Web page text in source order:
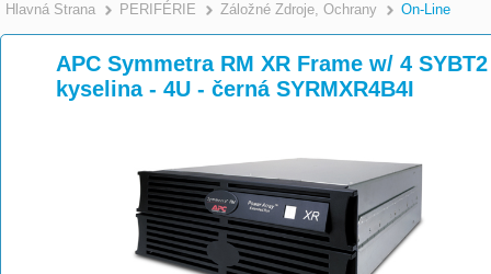
Hlavná Strana >
PERIFÉRIE >
Záložné Zdroje, Ochrany On-Line
APC Symmetra RM XR Frame w/ 4
kyselina - 4U - černá SYRMXR4B4I